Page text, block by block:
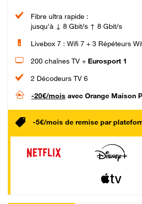
Fibre ultra rapide :
jusqu'à ↓ 8 Gbit/s ↑ 8 Gbit/s
Livebox 7 : Wifi 7 + 3 Répéteurs
200 chaînes TV + Eurosport 1
2 Décodeurs TV 6
-20€/mois avec Orange Maison
-5€/mois de remise par